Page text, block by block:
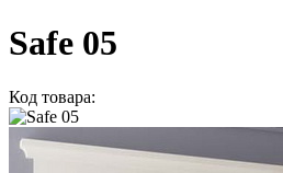
Safe 05
Код товара: